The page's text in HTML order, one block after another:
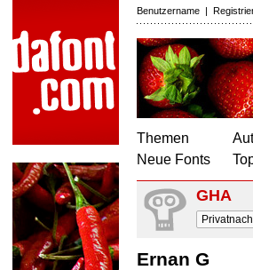
Benutzername |
Themen
Neue Fonts
GHA
Ernan G